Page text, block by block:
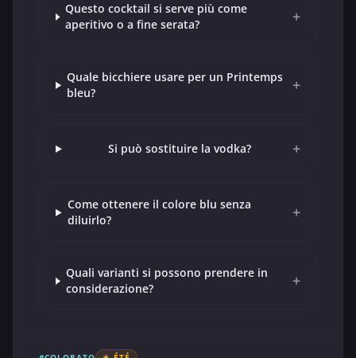
Questo cocktail si serve più come
aperitivo o a fine serata?
+
Quale bicchiere usare per un Printemps
bleu?
+
Si può sostituire la vodka? +
Come ottenere il colore blu senza
diluirlo?
+
Quali varianti si possono prendere in
considerazione?
+